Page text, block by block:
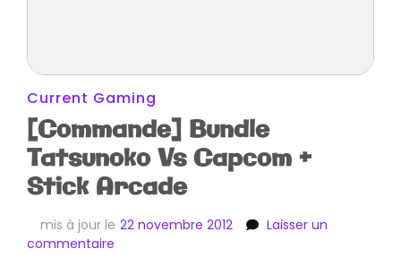
Current Gaming
[Commande] Bundle
Tatsunoko Vs Capcom +
Stick Arcade
mis à jour le 22 novembre 2012
Laisser un
commentaire